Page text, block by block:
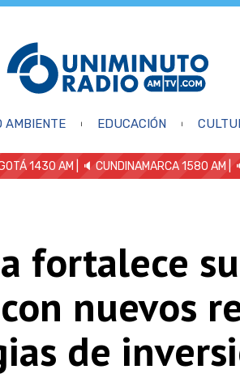
AMBIENTE EDUCACIÓN
1430 AM | 🔈 CUNDINAMARCA 1580 AM |
fortalece
nuevos
de